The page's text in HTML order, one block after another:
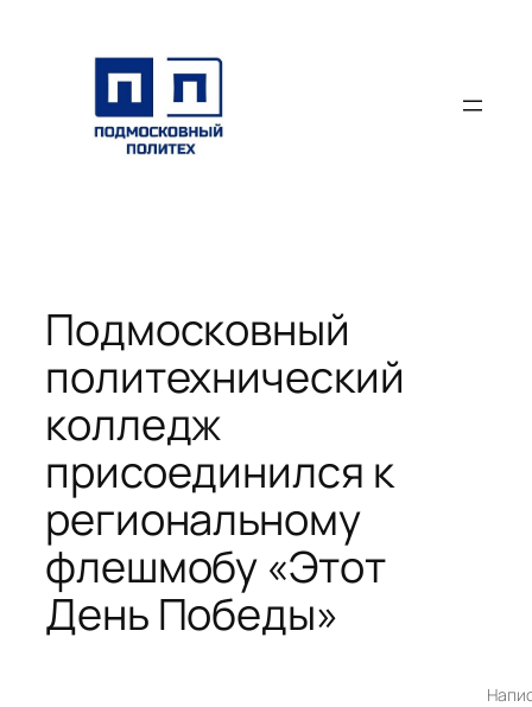
содержимому
Подмосковный
политехнический
колледж
присоединился к
региональному
флешмобу «Этот
День Победы»